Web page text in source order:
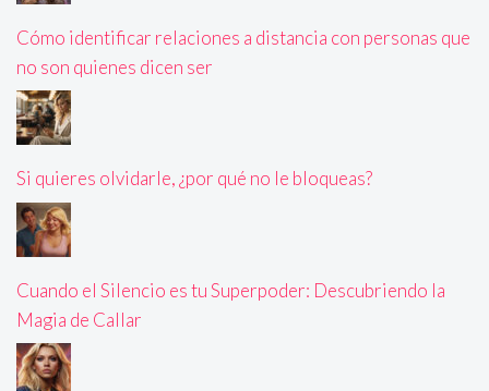
Cómo identificar relaciones a distancia con personas que
no son quienes dicen ser
Si quieres olvidarle, ¿por qué no le bloqueas?
Cuando el Silencio es tu Superpoder: Descubriendo la
Magia de Callar